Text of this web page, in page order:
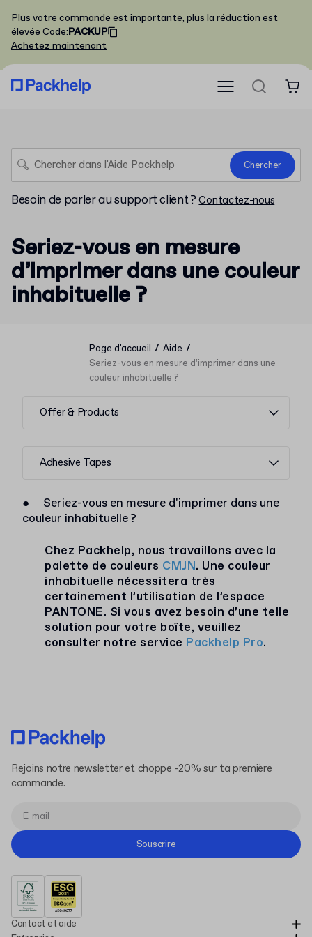
Plus votre commande est importante, plus la réduction est
élevée Code:PACKUP
Achetez maintenant
Chercher
Besoin de parler au support client ?Contactez-nous
Seriez-vous en mesure
d’imprimer dans une couleur
inhabituelle ?
Page d'accueil / Aide /
Seriez-vous en mesure d’imprimer dans une
couleur inhabituelle ?
Offer & Products
Adhesive Tapes
●
Seriez-vous en mesure d'imprimer dans une
couleur inhabituelle ?
Chez Packhelp, nous travaillons avec la
palette de couleurs CMJN. Une couleur
inhabituelle nécessitera très
certainement l’utilisation de l’espace
PANTONE. Si vous avez besoin d’une telle
solution pour votre boîte, veuillez
consulter notre service Packhelp Pro.
Contact et aide
Rejoins notre newsletter et choppe -20% sur ta première
commande.
Souscrire